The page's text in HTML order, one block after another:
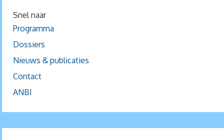
Snel naar
Programma
Dossiers
Nieuws & publicaties
Contact
ANBI